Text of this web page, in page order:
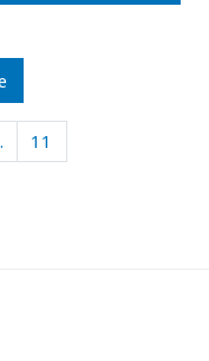
11